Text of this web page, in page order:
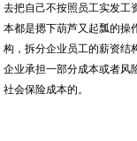
去把自己不按照员工实发工
本都是摁下葫芦又起瓢的操
构，拆分企业员工的薪资结
企业承担一部分成本或者风
社会保险成本的。